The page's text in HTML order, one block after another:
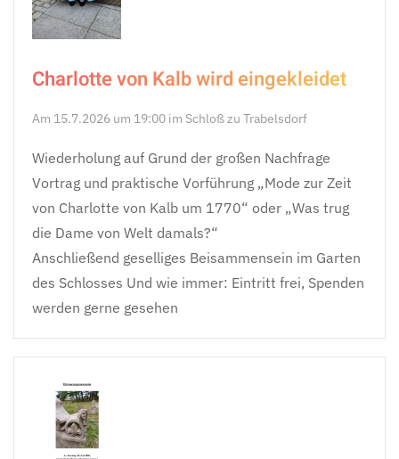
Charlotte von Kalb wird eingekleidet
Am 15.7.2026 um 19:00 im Schloß zu Trabelsdorf
Wiederholung auf Grund der großen Nachfrage
Vortrag und praktische Vorführung „Mode zur Zeit
von Charlotte von Kalb um 1770“ oder „Was trug
die Dame von Welt damals?“
Anschließend geselliges Beisammensein im Garten
des Schlosses Und wie immer: Eintritt frei, Spenden
werden gerne gesehen